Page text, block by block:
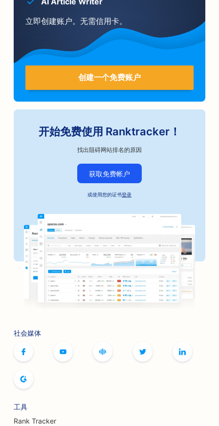
立即创建账户。无需信用卡。
创建一个免费账户
开始免费使用 Ranktracker！
找出阻碍网站排名的原因
获取免费帐户
或使用您的证书登录
社会媒体
工具
Rank Tracker